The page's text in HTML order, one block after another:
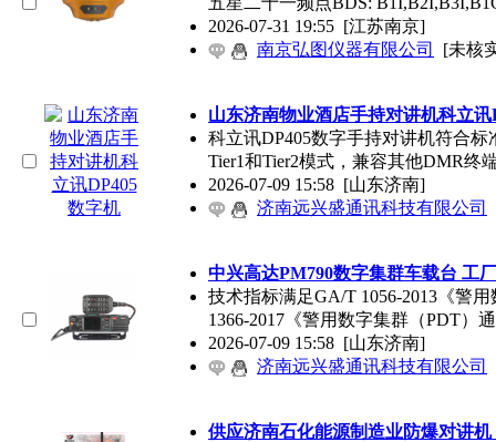
2026-07-31 19:55 [江苏南京]
南京弘图仪器有限公司
[未核
山东济南物业酒店手持对讲机科立讯
科立讯DP405数字手持对讲机符合标
Tier1和Tier2模式，兼容其他DMR终
2026-07-09 15:58 [山东济南]
济南远兴盛通讯科技有限公司
中兴高达PM790数字集群车载台 工
技术指标满足GA/T 1056-2013《警
1366-2017《警用数字集群（PDT）
2026-07-09 15:58 [山东济南]
济南远兴盛通讯科技有限公司
供应济南石化能源制造业防爆对讲